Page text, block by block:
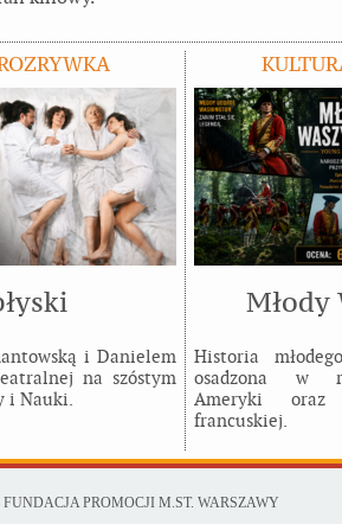
i Danielem
na szóstym
i Nauki.
Młody
Historia
osadzona w
Ameryki oraz
francuskiej.
PROMOCJI M.ST. WARSZAWY